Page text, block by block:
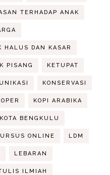
TERHADAP ANAK
HALUS DAN KASAR
PISANG KETUPAT
KONSERVASI
KOPI ARABIKA
KOTA BENGKULU
ONLINE LDM
LEBARAN
ILMIAH